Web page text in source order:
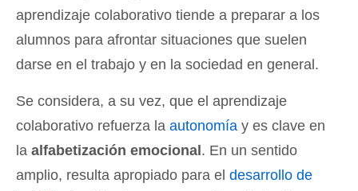
aprendizaje colaborativo tiende a preparar a los
alumnos para afrontar situaciones que suelen
darse en el trabajo y en la sociedad en general.
Se considera, a su vez, que el aprendizaje
colaborativo refuerza la autonomía y es clave en
la alfabetización emocional . En un sentido
amplio, resulta apropiado para el desarrollo de